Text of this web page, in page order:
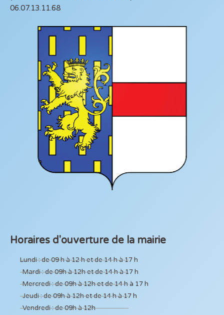
06.07.13.11.68
Horaires d'ouverture de la mairie
Lundi : de 09 h à 12 h et de 14 h à 17 h
Mardi : de 09h à 12h et de 14 h à 17 h
Mercredi : de 09h à 12h et de 14 h à 17 h
Jeudi : de 09h à 12h et de 14 h à 17 h
Vendredi : de 09h à 12h